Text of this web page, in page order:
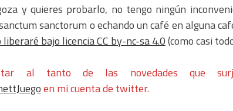
y quieres probarlo, no tengo ningún
sanctorum o echando un café en alguna
liberaré bajo licencia CC by-nc-sa 4.0(como casi
al tanto de las novedades que
en mi cuenta de twitter.